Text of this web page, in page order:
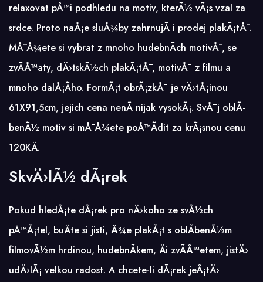
relaxovat pÅ™i podhledu na motiv, kterÃ½ vÃ¡s vzal za
srdce. Proto naÅ¡e sluÅ¾by zahrnujÃ­ i prodej plakÃ¡tÅ¯.
MÅ¯Å¾ete si vybrat z mnoho hudebnÃ­ch motivÅ¯, se
zvÃ­Å™aty, dÄ›tskÃ½ch plakÃ¡tÅ¯, motivÅ¯ z filmu a
mnoho dalÅ¡Ã­ho. FormÃ¡t obrÃ¡zkÅ¯ je vÄ›tÅ¡inou
61X91,5cm, jejich cena nenÃ­ nijak vysokÃ¡. SvÅ¯j oblÃ­
benÃ½ motiv si mÅ¯Å¾ete poÅ™Ã­dit za krÃ¡snou cenu
120KÄ.
SkvÄ›lÃ½ dÃ¡rek
Pokud hledÃ¡te dÃ¡rek pro nÄ›koho ze svÃ½ch
pÅ™Ã¡tel, buÄte si jisti, Å¾e plakÃ¡t s oblÃ­benÃ½m
filmovÃ½m hrdinou, hudebnÃ­kem, Äi zvÃ­Å™etem, jistÄ›
udÄ›lÃ¡ velkou radost. A chcete-li dÃ¡rek jeÅ¡tÄ›